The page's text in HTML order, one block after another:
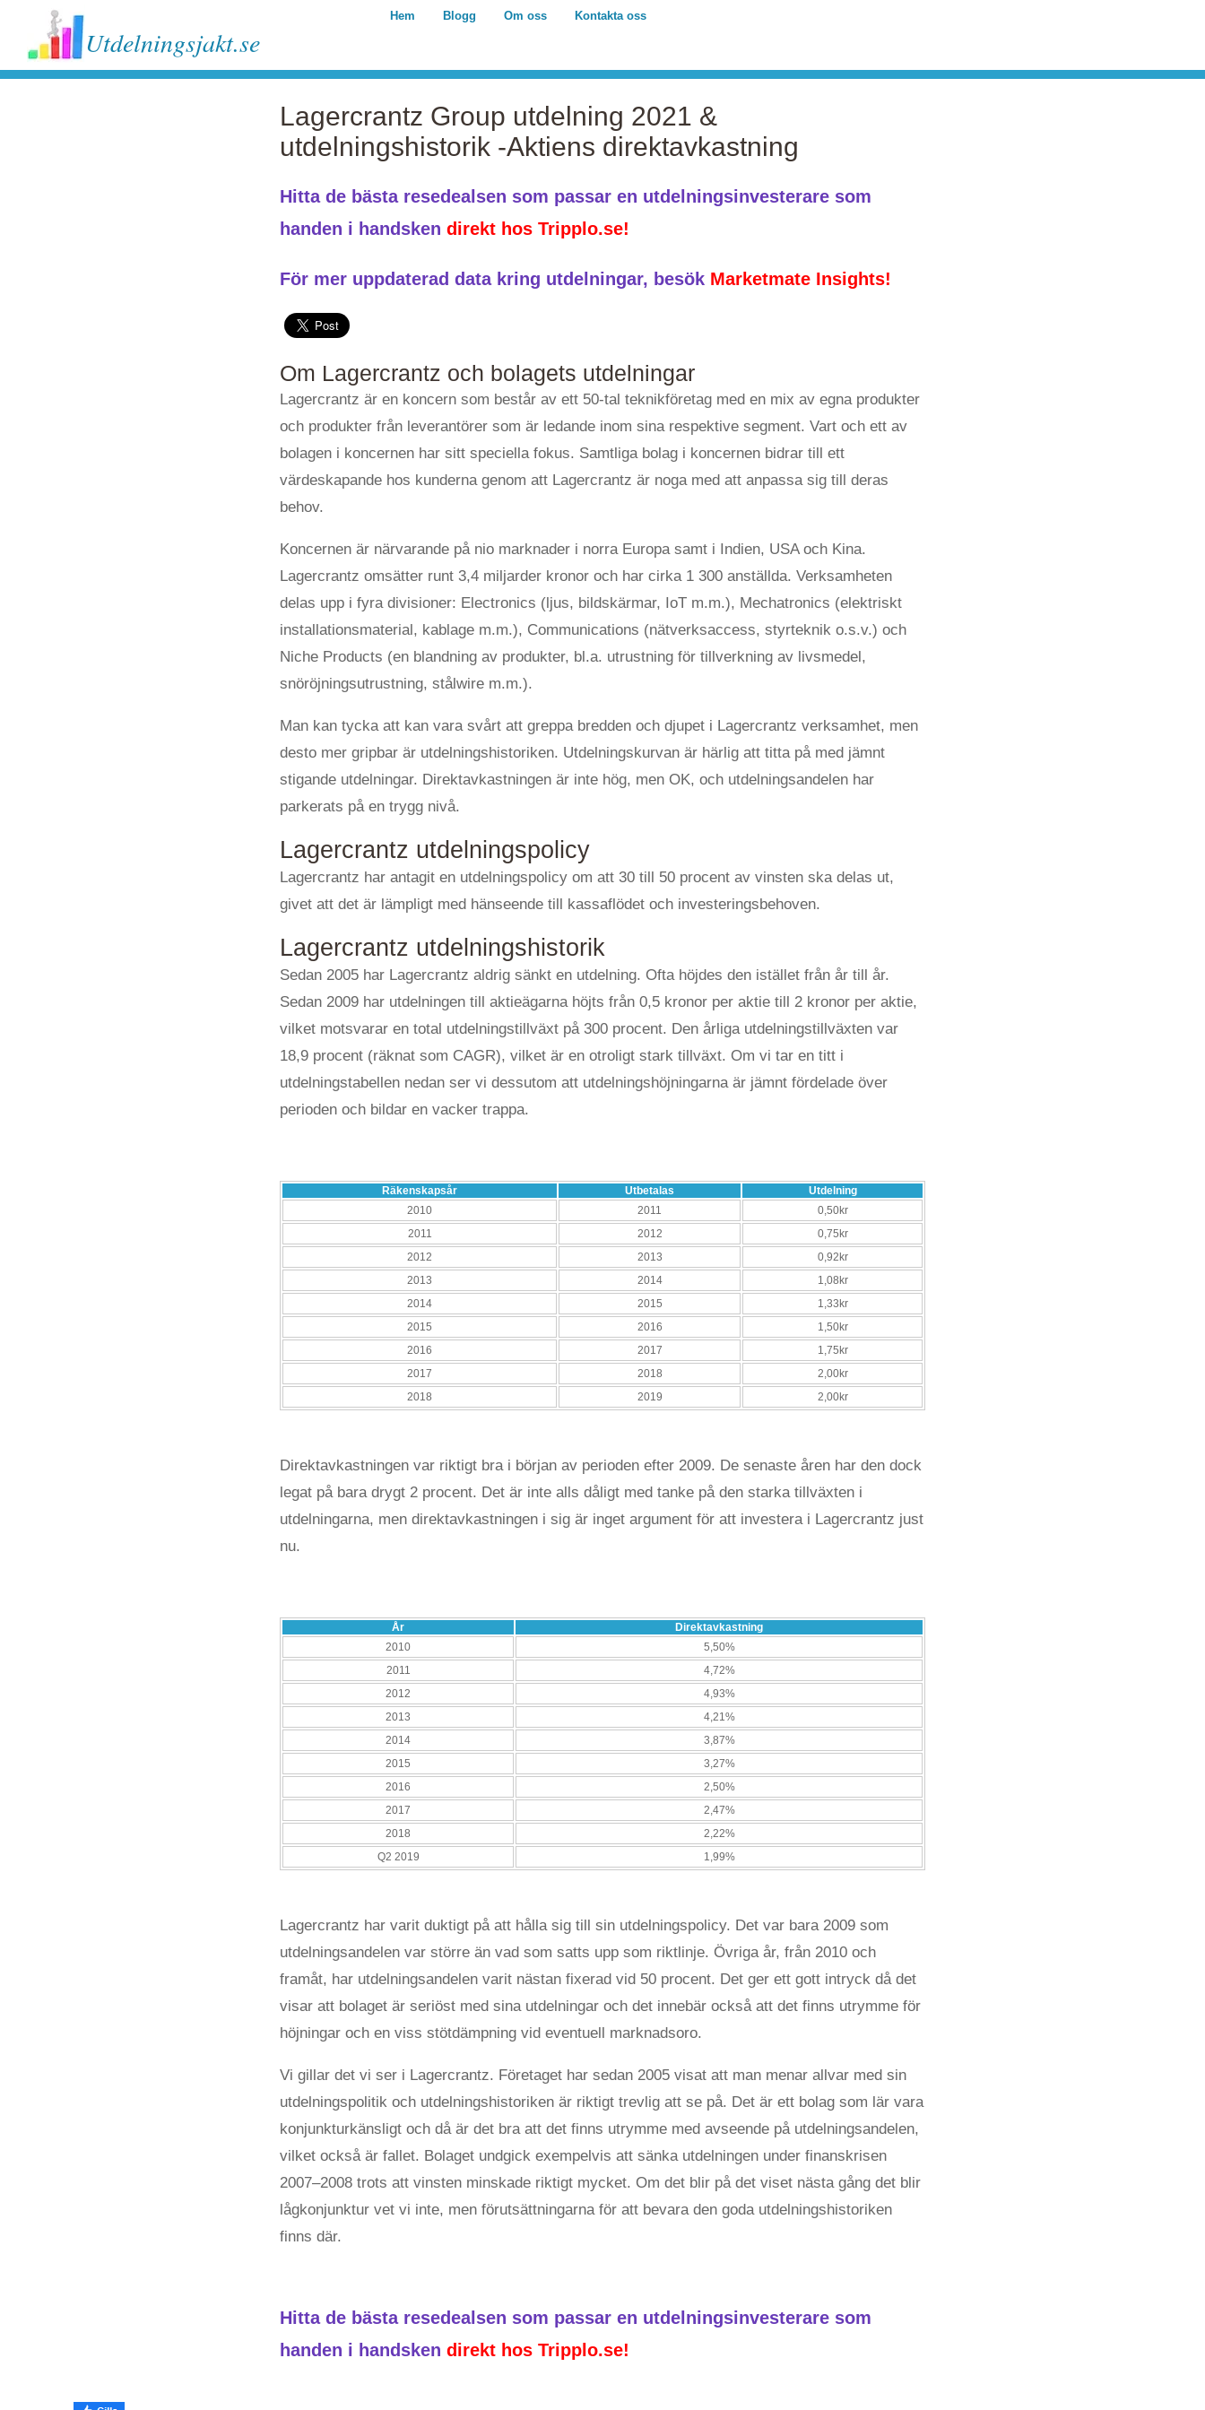
Utdelningsjakt.se
Hem Blogg Om oss Kontakta oss
Lagercrantz Group utdelning 2021 &
utdelningshistorik -Aktiens direktavkastning
Hitta de bästa resedealsen som passar en utdelningsinvesterare som
handen i handsken direkt hos Tripplo.se!
För mer uppdaterad data kring utdelningar, besök Marketmate Insights!
Om Lagercrantz och bolagets utdelningar
Lagercrantz är en koncern som består av ett 50-tal teknikföretag med en mix av egna produkter
och produkter från leverantörer som är ledande inom sina respektive segment. Vart och ett av
bolagen i koncernen har sitt speciella fokus. Samtliga bolag i koncernen bidrar till ett
värdeskapande hos kunderna genom att Lagercrantz är noga med att anpassa sig till deras
behov.
Koncernen är närvarande på nio marknader i norra Europa samt i Indien, USA och Kina.
Lagercrantz omsätter runt 3,4 miljarder kronor och har cirka 1 300 anställda. Verksamheten
delas upp i fyra divisioner: Electronics (ljus, bildskärmar, IoT m.m.), Mechatronics (elektriskt
installationsmaterial, kablage m.m.), Communications (nätverksaccess, styrteknik o.s.v.) och
Niche Products (en blandning av produkter, bl.a. utrustning för tillverkning av livsmedel,
snöröjningsutrustning, stålwire m.m.).
Man kan tycka att kan vara svårt att greppa bredden och djupet i Lagercrantz verksamhet, men
desto mer gripbar är utdelningshistoriken. Utdelningskurvan är härlig att titta på med jämnt
stigande utdelningar. Direktavkastningen är inte hög, men OK, och utdelningsandelen har
parkerats på en trygg nivå.
Lagercrantz utdelningspolicy
Lagercrantz har antagit en utdelningspolicy om att 30 till 50 procent av vinsten ska delas ut,
givet att det är lämpligt med hänseende till kassaflödet och investeringsbehoven.
Lagercrantz utdelningshistorik
Sedan 2005 har Lagercrantz aldrig sänkt en utdelning. Ofta höjdes den istället från år till år.
Sedan 2009 har utdelningen till aktieägarna höjts från 0,5 kronor per aktie till 2 kronor per aktie,
vilket motsvarar en total utdelningstillväxt på 300 procent. Den årliga utdelningstillväxten var
18,9 procent (räknat som CAGR), vilket är en otroligt stark tillväxt. Om vi tar en titt i
utdelningstabellen nedan ser vi dessutom att utdelningshöjningarna är jämnt fördelade över
perioden och bildar en vacker trappa.
Räkenskapsår Utbetalas
Utdelning
2010
2011
0,50kr
2011
2012
0,75kr
2012
2013
0,92kr
2013
2014
1,08kr
2014
2015
1,33kr
2015
2016
1,50kr
2016
2017
1,75kr
2017
2018
2,00kr
2018
2019 2,00kr
Direktavkastningen var riktigt bra i början av perioden efter 2009. De senaste åren har den dock
legat på bara drygt 2 procent. Det är inte alls dåligt med tanke på den starka tillväxten i
utdelningarna, men direktavkastningen i sig är inget argument för att investera i Lagercrantz just
nu.
År
Direktavkastning
2010
5,50%
2011
4,72%
2012
4,93%
2013
4,21%
2014
3,87%
2015
3,27%
2016
2,50%
2017
2,47%
2018
2,22%
Q2 2019
1,99%
Lagercrantz har varit duktigt på att hålla sig till sin utdelningspolicy. Det var bara 2009 som
utdelningsandelen var större än vad som satts upp som riktlinje. Övriga år, från 2010 och
framåt, har utdelningsandelen varit nästan fixerad vid 50 procent. Det ger ett gott intryck då det
visar att bolaget är seriöst med sina utdelningar och det innebär också att det finns utrymme för
höjningar och en viss stötdämpning vid eventuell marknadsoro.
Vi gillar det vi ser i Lagercrantz. Företaget har sedan 2005 visat att man menar allvar med sin
utdelningspolitik och utdelningshistoriken är riktigt trevlig att se på. Det är ett bolag som lär vara
konjunkturkänsligt och då är det bra att det finns utrymme med avseende på utdelningsandelen,
vilket också är fallet. Bolaget undgick exempelvis att sänka utdelningen under finanskrisen
2007–2008 trots att vinsten minskade riktigt mycket. Om det blir på det viset nästa gång det blir
lågkonjunktur vet vi inte, men förutsättningarna för att bevara den goda utdelningshistoriken
finns där.
Hitta de bästa resedealsen som passar en utdelningsinvesterare som
handen i handsken direkt hos Tripplo.se!